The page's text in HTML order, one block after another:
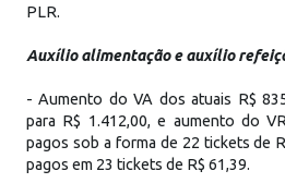
PLR.
Auxílio alimentação e auxílio
- Aumento do VA dos atuais R$
para R$ 1.412,00, e aumento do
pagos sob a forma de 22 tickets de
pagos em 23 tickets de R$ 61,39.